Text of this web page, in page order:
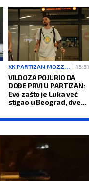
13:31
VILDOZA POJURIO DA
DOĐE PRVI U PARTIZAN:
Evo zašto je Luka već
stigao u Beograd, dve